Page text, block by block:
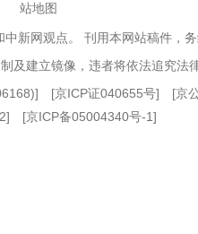
站地图
新网观点。 刊用本网站稿件，
及建立镜像，违者将依法追究法
] [京ICP证040655号] [京
[京ICP备05004340号-1]